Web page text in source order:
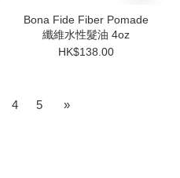
Bona Fide Fiber Pomade
纖維水性髮油 4oz
HK$138.00
4 5 »